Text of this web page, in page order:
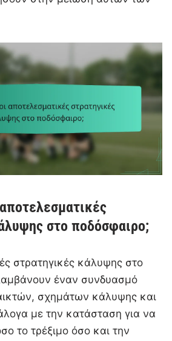
στο ποδόσφαιρο;
στρατηγικές κάλυψης στο
έναν συνδυασμό
σχημάτων κάλυψης και
με την κατάσταση για να
το τρέξιμο όσο και την